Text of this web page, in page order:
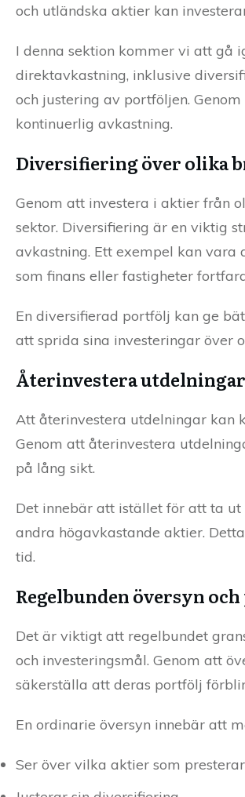
och utländska aktier kan
I denna sektion kommer vi att gå
direktavkastning, inklusive
och justering av portföljen.
kontinuerlig avkastning.
Diversifiering över olika
Genom att investera i aktier från
sektor. Diversifiering är en viktig
avkastning. Ett exempel kan vara
som finans eller fastigheter
En diversifierad portfölj kan ge
att sprida sina investeringar över
Återinvestera utdelningar
Att återinvestera utdelningar kan
Genom att återinvestera
på lång sikt.
Det innebär att istället för att ta
andra högavkastande aktier.
tid.
Regelbunden översyn
Det är viktigt att regelbundet
och investeringsmål. Genom att
säkerställa att deras portfölj
En ordinarie översyn innebär att
Ser över vilka aktier som